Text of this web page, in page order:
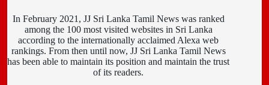
In February 2021, JJ Sri Lanka Tamil News was ranked
among the 100 most visited websites in Sri Lanka
according to the internationally acclaimed Alexa web
rankings. From then until now, JJ Sri Lanka Tamil News
has been able to maintain its position and maintain the trust
of its readers.